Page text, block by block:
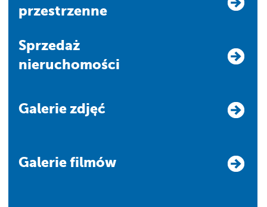
przestrzenne
Sprzedaż
nieruchomości
Galerie zdjęć
Galerie filmów